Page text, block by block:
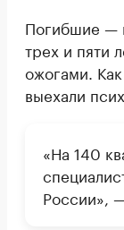
Погибшие —
трех и пяти
ожогами.
выехали
«На 140
России»,